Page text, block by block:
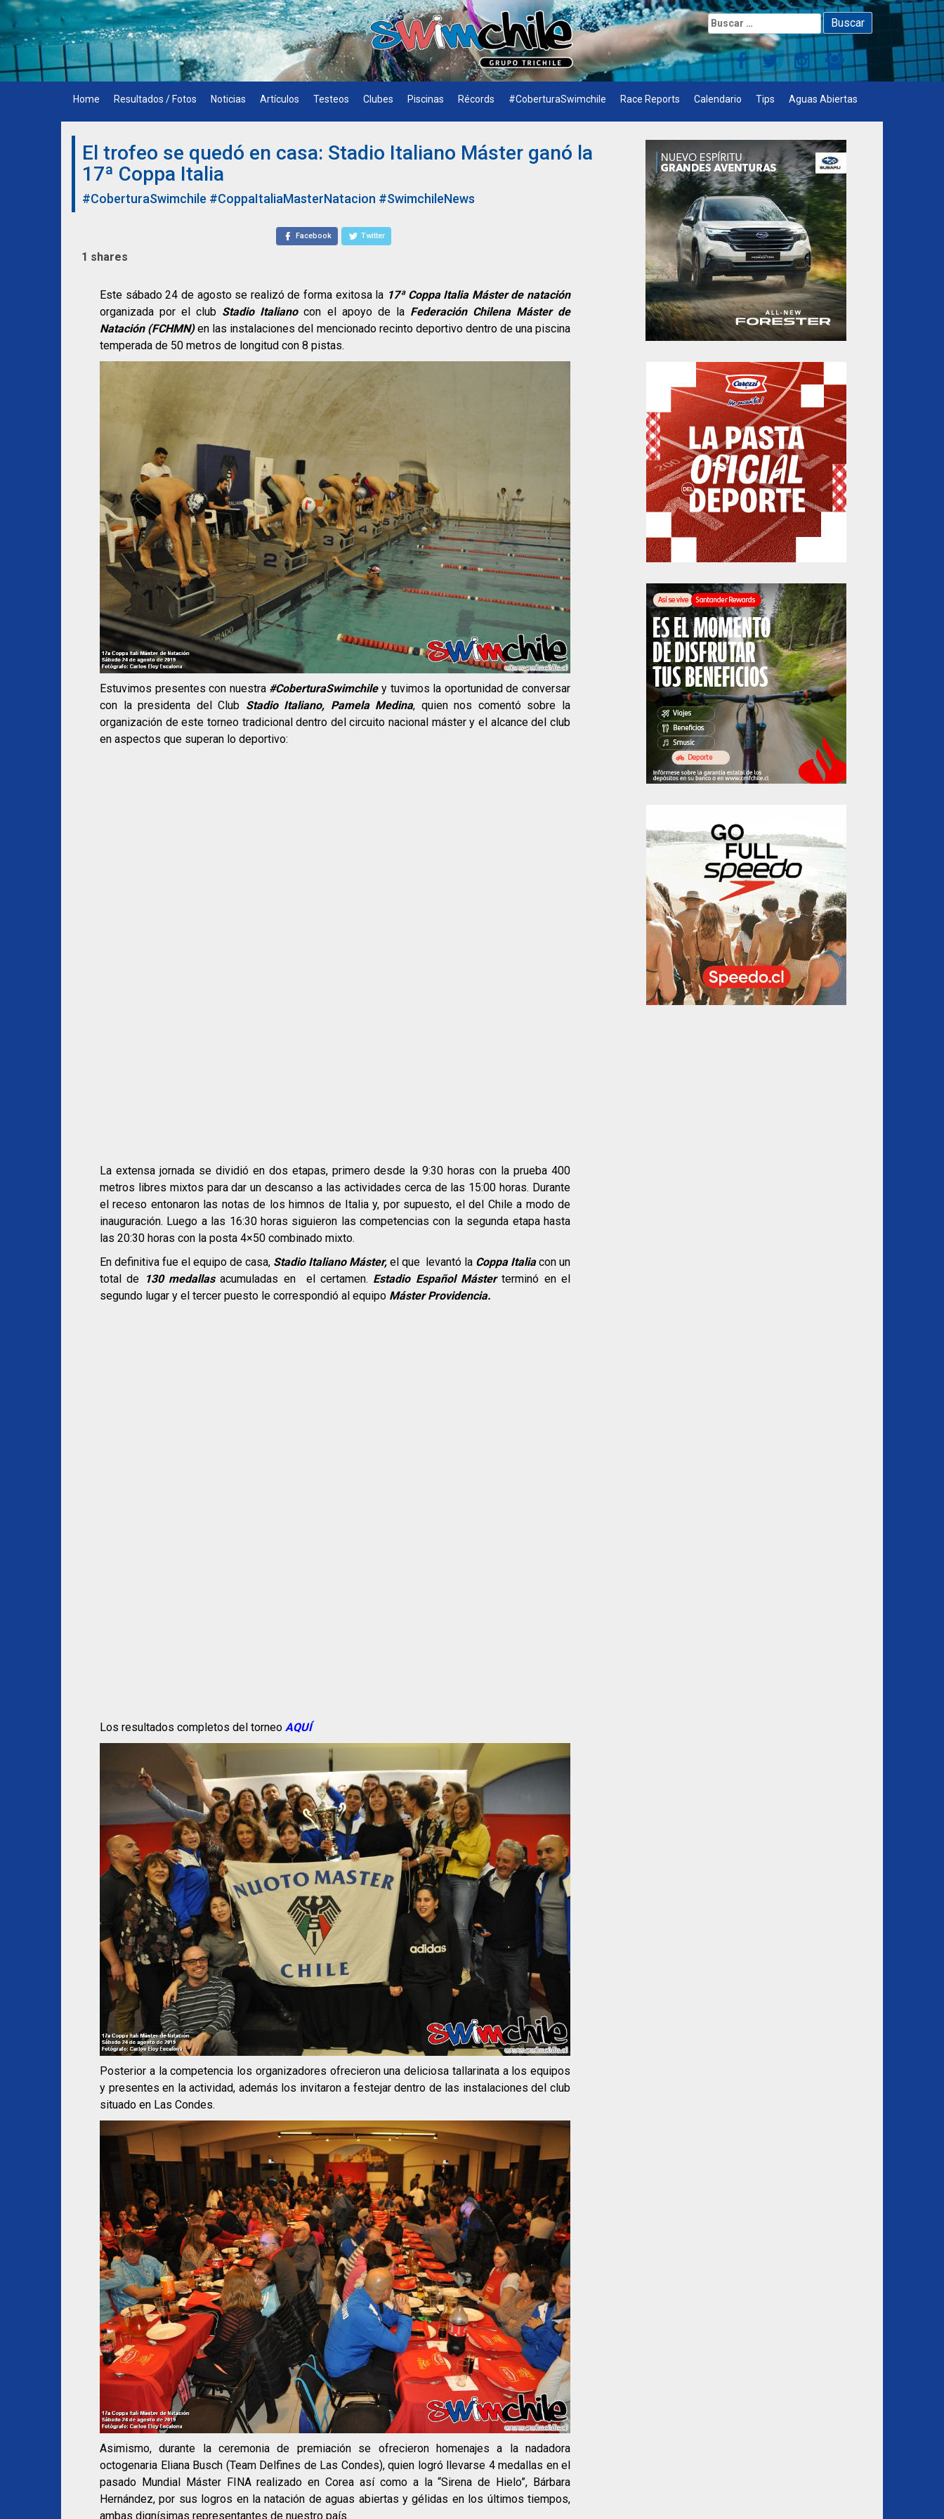
Skip
content
Buscar:
Home Resultados / Fotos Noticias Artículos Testeos Clubes Piscinas Récords #CoberturaSwimchile Race Reports Calendario Tips Aguas Abiertas
El trofeo se quedó en casa: Stadio Italiano Máster ganó la
17ª Coppa Italia
#CoberturaSwimchile #CoppaItaliaMasterNatacion #SwimchileNews
Facebook Twitter
1 shares
Este sábado 24 de agosto se realizó de forma exitosa la 17ª Coppa Italia Máster de natación
organizada por el club Stadio Italianocon el apoyo de la Federación Chilena Máster de
Natación (FCHMN)en las instalaciones del mencionado recinto deportivo dentro de una piscina
temperada de 50 metros de longitud con 8 pistas.
Estuvimos presentes con nuestra #CoberturaSwimchile y tuvimos la oportunidad de conversar
con la presidenta del Club Stadio Italiano, Pamela Medina, quien nos comentó sobre la
organización de este torneo tradicional dentro del circuito nacional máster y el alcance del club
en aspectos que superan lo deportivo:
La extensa jornada se dividió en dos etapas, primero desde la 9:30 horas con la prueba 400
metros libres mixtos para dar un descanso a las actividades cerca de las 15:00 horas. Durante
el receso entonaron las notas de los himnos de Italia y, por supuesto, el del Chile a modo de
inauguración. Luego a las 16:30 horas siguieron las competencias con la segunda etapa hasta
las 20:30 horas con la posta 4×50 combinado mixto.
En definitiva fue el equipo de casa, Stadio Italiano Máster, el que levantó la Coppa Italia con un
total de 130 medallasacumuladas en el certamen. Estadio Español Másterterminó en el
segundo lugar y el tercer puesto le correspondió al equipo Máster Providencia.
Los resultados completos del torneo AQUÍ
Posterior a la competencia los organizadores ofrecieron una deliciosa tallarinata a los equipos
y presentes en la actividad, además los invitaron a festejar dentro de las instalaciones del club
situado en Las Condes.
Asimismo, durante la ceremonia de premiación se ofrecieron homenajes a la nadadora
octogenaria Eliana Busch (Team Delfines de Las Condes), quien logró llevarse 4 medallas en el
pasado Mundial Máster FINA realizado en Corea así como a la “Sirena de Hielo”, Bárbara
Hernández, por sus logros en la natación de aguas abiertas y gélidas en los últimos tiempos,
ambas dignísimas representantes de nuestro país.